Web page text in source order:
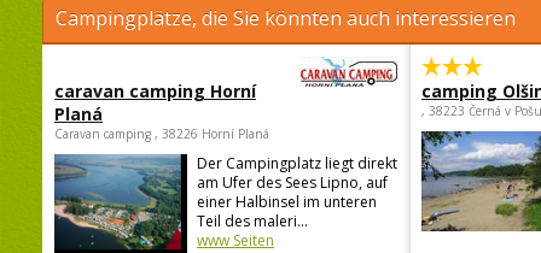
Campingplätze, die Sie könnten auch interessieren
caravan camping Horní
Planá
Caravan camping , 38226 Horní Planá
Der Campingplatz liegt direkt
am Ufer des Sees Lipno, auf
einer Halbinsel im unteren
Teil des maleri...
www Seiten
camping
, 38223 Černá v